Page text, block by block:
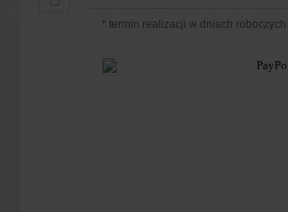
* termin realizacji w dniach roboczych